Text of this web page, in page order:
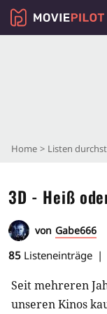
Home Listen
3D - Heiß
von Gabe666
85 Listeneinträge
Seit mehreren
unseren Kinos